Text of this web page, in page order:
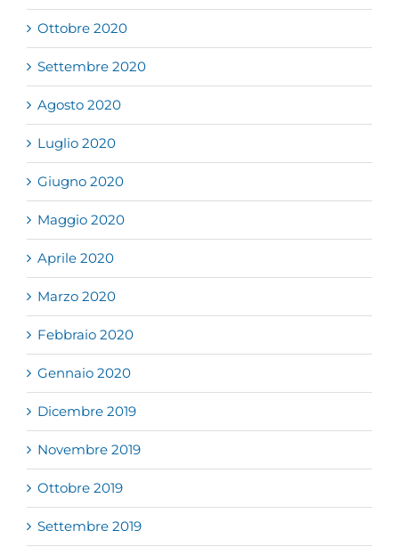
Ottobre 2020
Settembre 2020
Agosto 2020
Luglio 2020
Giugno 2020
Maggio 2020
Aprile 2020
Marzo 2020
Febbraio 2020
Gennaio 2020
Dicembre 2019
Novembre 2019
Ottobre 2019
Settembre 2019